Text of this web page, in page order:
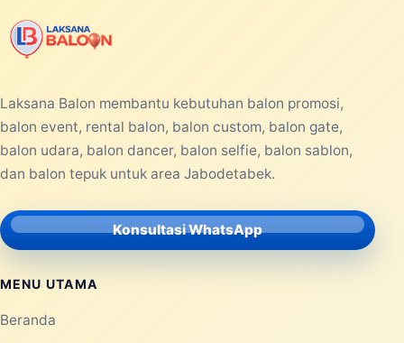
Laksana Balon membantu kebutuhan balon promosi,
balon event, rental balon, balon custom, balon gate,
balon udara, balon dancer, balon selfie, balon sablon,
dan balon tepuk untuk area Jabodetabek.
Konsultasi WhatsApp
MENU UTAMA
Beranda